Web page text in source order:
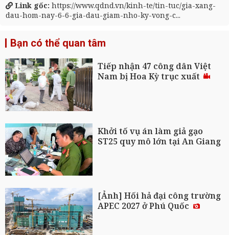
Link gốc: https://www.qdnd.vn/kinh-te/tin-tuc/gia-xang-
dau-hom-nay-6-6-gia-dau-giam-nho-ky-vong-c...
Bạn có thể quan tâm
Tiếp nhận 47 công dân Việt
Nam bị Hoa Kỳ trục xuất
Khởi tố vụ án làm giả gạo
ST25 quy mô lớn tại An Giang
[Ảnh] Hối hả đại công trường
APEC 2027 ở Phú Quốc